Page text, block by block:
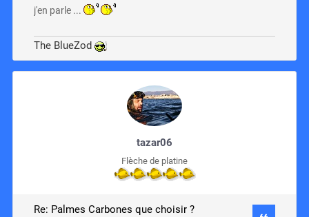
j'en parle ...
The BlueZod
tazar06
Flèche de platine
Re: Palmes Carbones que choisir ?